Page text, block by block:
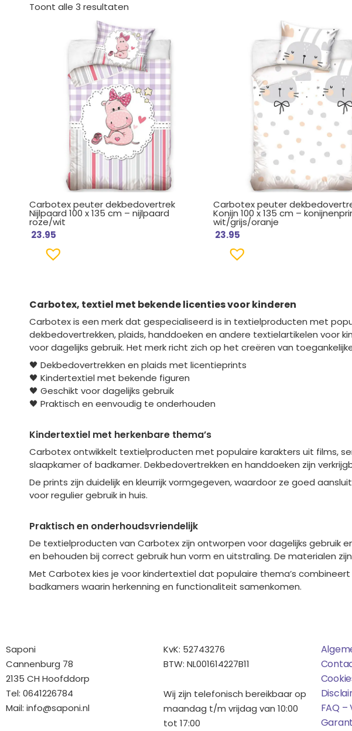
Toont alle 3 resultaten
Carbotex peuter dekbedovertrek
Nijlpaard 100 x 135 cm – nijlpaard
roze/wit
23.95
Carbotex peuter
Konijn 100 x 135 cm –
wit/grijs/oranje
23.95
Carbotex, textiel met bekende licenties voor kinderen
Carbotex is een merk dat gespecialiseerd is in textielproducten met
dekbedovertrekken, plaids, handdoeken en andere textielartikelen voor
voor dagelijks gebruik. Het merk richt zich op het creëren van
🖤 Dekbedovertrekken en plaids met licentieprints
🖤 Kindertextiel met bekende figuren
🖤 Geschikt voor dagelijks gebruik
🖤 Praktisch en eenvoudig te onderhouden
Kindertextiel met herkenbare thema’s
Carbotex ontwikkelt textielproducten met populaire karakters uit films,
slaapkamer of badkamer. Dekbedovertrekken en handdoeken zijn
De prints zijn duidelijk en kleurrijk vormgegeven, waardoor ze goed
voor regulier gebruik in huis.
Praktisch en onderhoudsvriendelijk
De textielproducten van Carbotex zijn ontworpen voor dagelijks gebruik
en behouden bij correct gebruik hun vorm en uitstraling. De materialen
Met Carbotex kies je voor kindertextiel dat populaire thema’s
badkamers waarin herkenning en functionaliteit samenkomen.
Saponi
Cannenburg 78
2135 CH Hoofddorp
Tel: 0641226784
Mail: info@saponi.nl
KvK: 52743276
BTW: NL001614227B11
Wij zijn telefonisch bereikbaar op
maandag t/m vrijdag van 10:00
tot 17:00
FAQ